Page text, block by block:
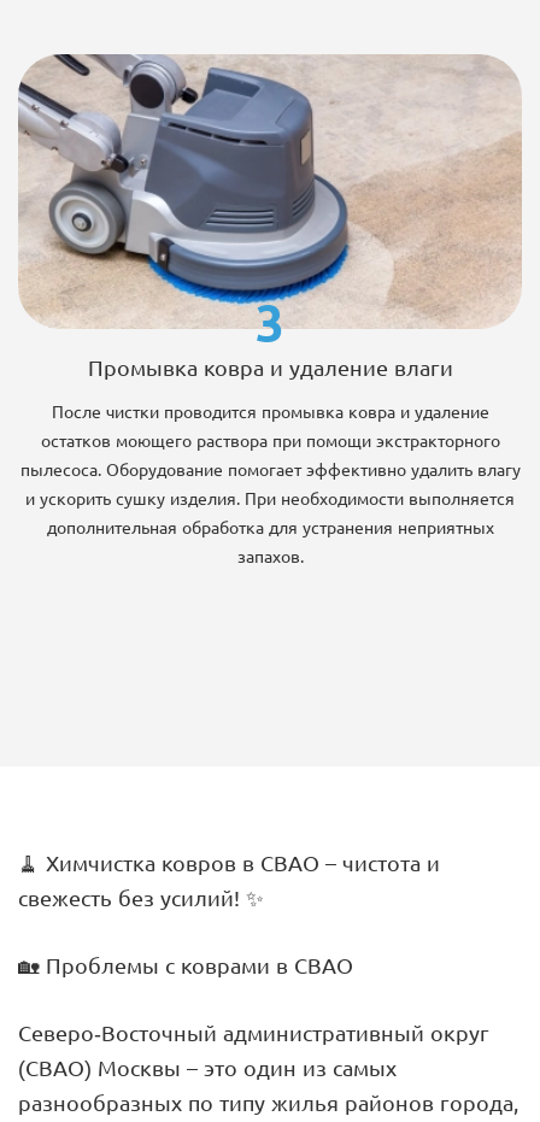
3
Промывка ковра и удаление влаги
После чистки проводится промывка ковра и удаление
остатков моющего раствора при помощи экстракторного
пылесоса. Оборудование помогает эффективно удалить влагу
и ускорить сушку изделия. При необходимости выполняется
дополнительная обработка для устранения неприятных
запахов.
🧹 Химчистка ковров в СВАО – чистота и
свежесть без усилий! ✨
🏡 Проблемы с коврами в СВАО
Северо-Восточный административный округ
(СВАО) Москвы – это один из самых
разнообразных по типу жилья районов города,